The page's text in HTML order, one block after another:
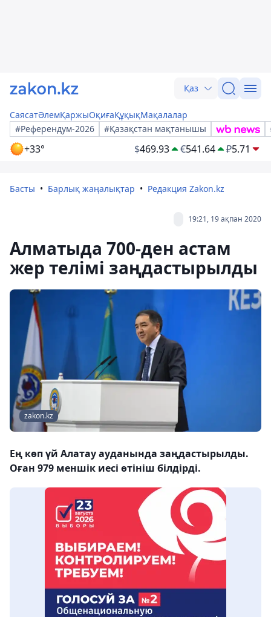
Қаз
СаясатӘлемҚаржыОқиғаҚұқықМақалалар
#Референдум-2026
#Қазақстан мақтанышы
+33° $469.93 €541.64 ₽5.71
Басты Барлық жаңалықтар Редакция Zakon.kz
19:21, 19 ақпан 2020
Алматыда 700-ден астам
жер телімі заңдастырылды
zakon.kz
Ең көп үй Алатау ауданында заңдастырылды.
Оған 979 меншік иесі өтініш білдірді.